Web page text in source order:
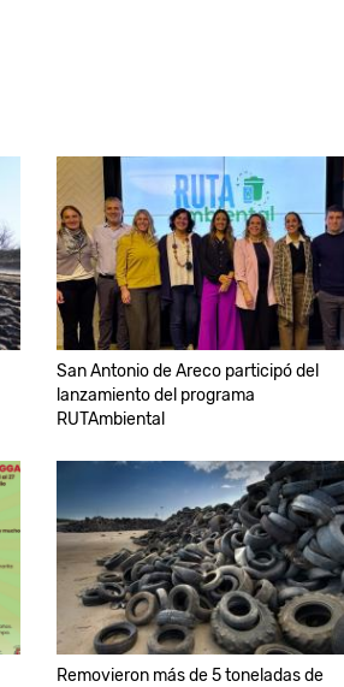
San Antonio de Areco participó del
lanzamiento del programa
RUTAmbiental
Removieron más de 5 toneladas de